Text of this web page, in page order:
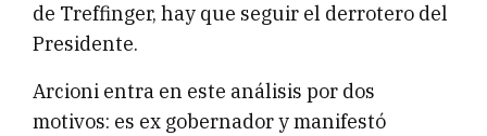
de Treffinger, hay que seguir el derrotero del
Presidente.
Arcioni entra en este análisis por dos
motivos: es ex gobernador y manifestó